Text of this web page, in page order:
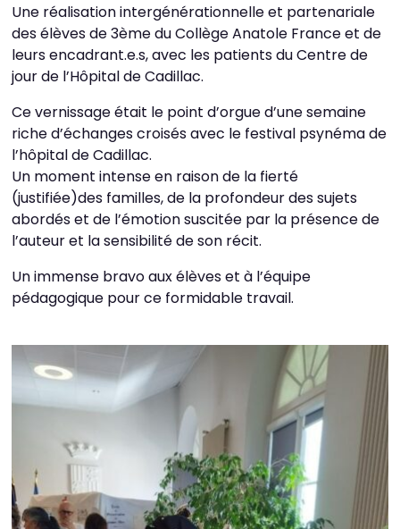
Une réalisation intergénérationnelle et partenariale
des élèves de 3ème du Collège Anatole France et de
leurs encadrant.e.s, avec les patients du Centre de
jour de l’Hôpital de Cadillac.
Ce vernissage était le point d’orgue d’une semaine
riche d’échanges croisés avec le festival psynéma de
l’hôpital de Cadillac.
Un moment intense en raison de la fierté
(justifiée)des familles, de la profondeur des sujets
abordés et de l’émotion suscitée par la présence de
l’auteur et la sensibilité de son récit.
Un immense bravo aux élèves et à l’équipe
pédagogique pour ce formidable travail.